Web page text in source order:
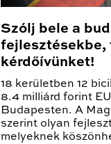
Szólj bele a
fejlesztésekbe,
kérdőívünket!
18 kerületben 12
8.4 milliárd forint
Budapesten. A
szerint olyan
melyeknek